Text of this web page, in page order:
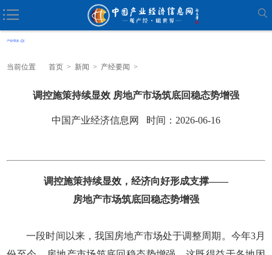
当前位置 首页 > 新闻 > 产经要闻 >
调控施策持续显效 房地产市场筑底回稳态势增强
中国产业经济信息网 时间：2026-06-16
调控施策持续显效，经济向好形成支撑——
房地产市场筑底回稳态势增强
一段时间以来，我国房地产市场处于调整周期。今年3月